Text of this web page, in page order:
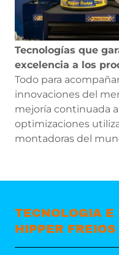
Tecnologías que
excelencia a los
Todo para
innovaciones del
mejoría continuada
optimizaciones
montadoras del
TECNOLOGIA E
HIPPER FREIOS